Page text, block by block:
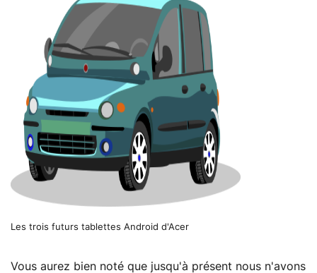
Les trois futurs tablettes Android d'Acer
Vous aurez bien noté que jusqu'à présent nous n'avons